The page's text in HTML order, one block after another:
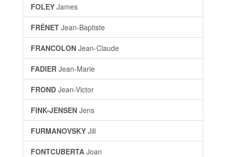
FOLEY James
FRÉNET Jean-Baptiste
FRANCOLON Jean-Claude
FADIER Jean-Marie
FROND Jean-Victor
FINK-JENSEN Jens
FURMANOVSKY Jill
FONTCUBERTA Joan